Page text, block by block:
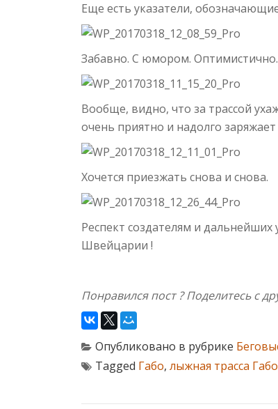
Еще есть указатели,
Забавно. С юмором. Оптимистично.
Вообще, видно, что за трассой
очень приятно и надолго
Хочется приезжать снова и снова.
Респект создателям и
Швейцарии !
Понравился пост ? Поделитесь с
Опубликовано в рубрике
Tagged Габо, лыжная трасса Габо